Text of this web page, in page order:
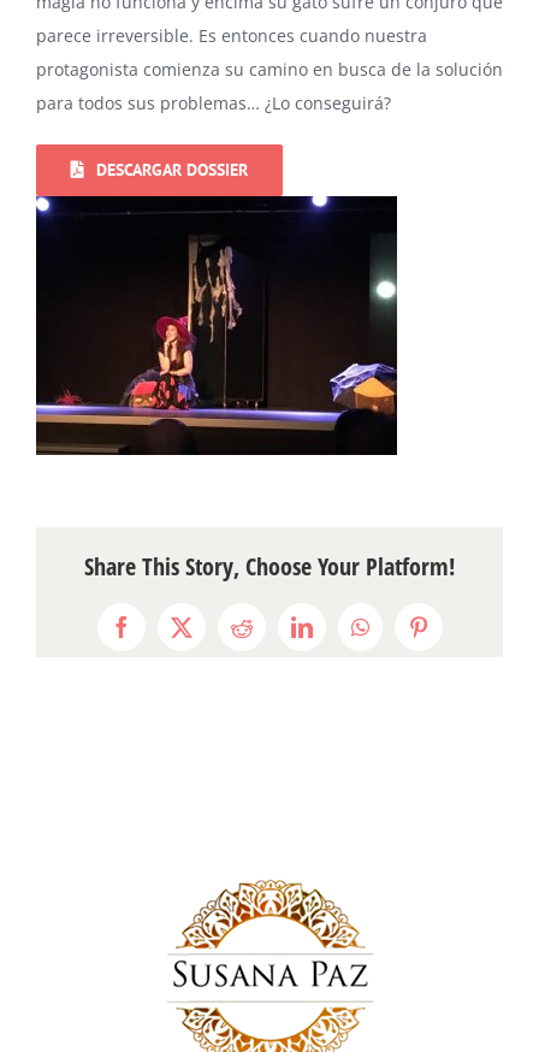
parece irreversible. Es entonces cuando nuestra
protagonista comienza su camino en busca de la solución
para todos sus problemas… ¿Lo conseguirá?
DESCARGAR DOSSIER
Share This Story, Choose Your Platform!
Facebook
X RedditLinkedInWhatsAppPinterest